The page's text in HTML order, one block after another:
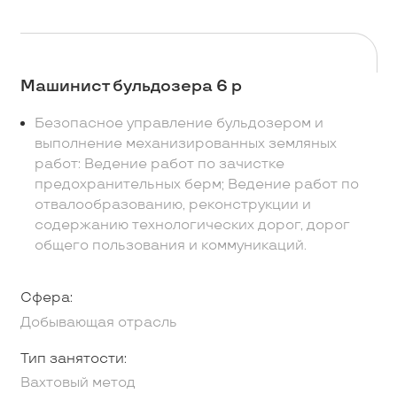
Машинист бульдозера 6 р
Безопасное управление бульдозером и
выполнение механизированных земляных
работ: Ведение работ по зачистке
предохранительных берм; Ведение работ по
отвалообразованию, реконструкции и
содержанию технологических дорог, дорог
общего пользования и коммуникаций.
Сфера:
Добывающая отрасль
Тип занятости:
Вахтовый метод